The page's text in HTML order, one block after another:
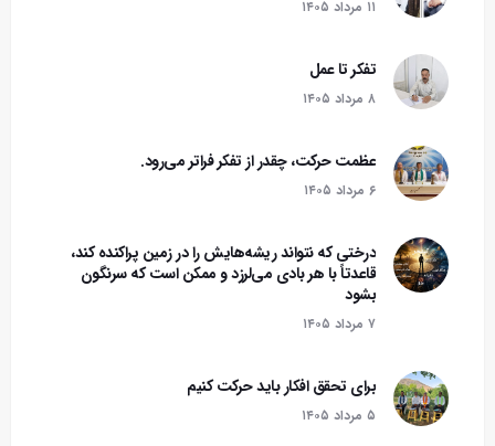
۱۱ مرداد ۱۴۰۵
تفکر تا عمل
۸ مرداد ۱۴۰۵
عظمت حرکت، چقدر از تفکر فراتر می‌رود.
۶ مرداد ۱۴۰۵
درختی که نتواند ریشه‌هایش را در زمین پراکنده کند،
قاعدتاً با هر بادی می‌لرزد و ممکن است که سرنگون
بشود‌
۷ مرداد ۱۴۰۵
برای تحقق افکار باید حرکت کنیم
۵ مرداد ۱۴۰۵